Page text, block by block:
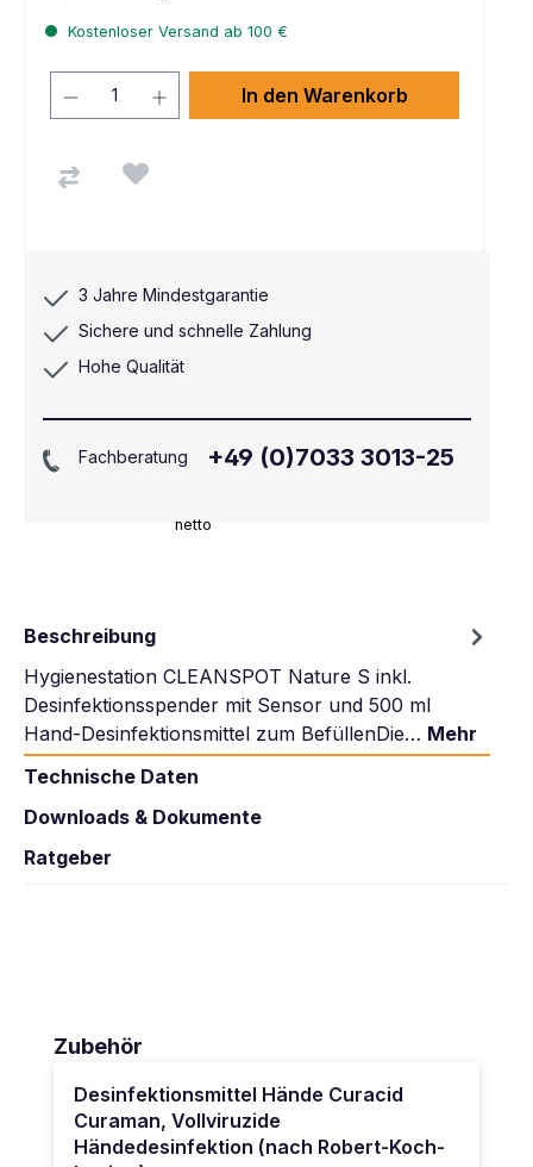
netto
Kostenloser Versand ab 100 €
In den Warenkorb
3 Jahre Mindestgarantie
Sichere und schnelle Zahlung
Hohe Qualität
Fachberatung +49 (0)7033 3013-25
Beschreibung
Hygienestation CLEANSPOT Nature S inkl.
Desinfektionsspender mit Sensor und 500 ml
Hand-Desinfektionsmittel zum BefüllenDie… Mehr
Technische Daten
Downloads & Dokumente
Ratgeber
Produktgalerie überspringen
Zubehör
Desinfektionsmittel Hände Curacid
Curaman, Vollviruzide
Händedesinfektion (nach Robert-Koch-